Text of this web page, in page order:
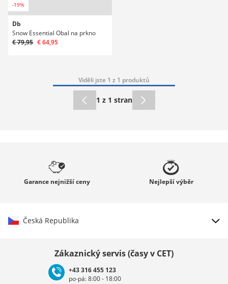
-19%
Db
Snow Essential Obal na prkno
€ 79,95 € 64,95
Viděli jste 1 z 1 produktů
1 z 1 stran
Garance nejnižší ceny Nejlepšívýběr
Česká Republika
Deutschland Österreich
Zákaznický servis (časy v CET)
+43 316 455 123
po-pá: 8:00 - 18:00